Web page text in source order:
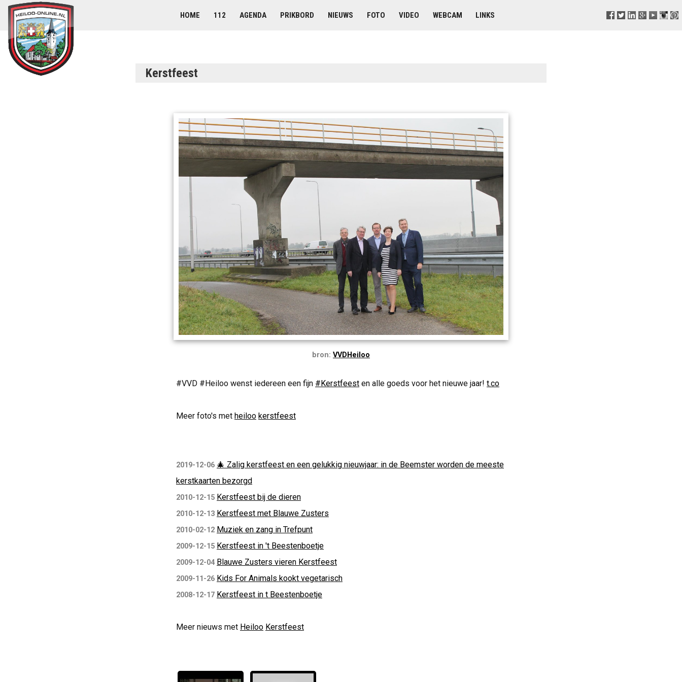
HOME 112 AGENDA PRIKBORD NIEUWS FOTO VIDEO WEBCAM LINKS
Kerstfeest
bron: VVDHeiloo
#VVD #Heiloo wenst iedereen een fijn #Kerstfeest en alle goeds voor het nieuwe jaar! t.co
Meer foto's met heiloo kerstfeest
2019-12-06 🎄 Zalig kerstfeest en een gelukkig nieuwjaar: in de Beemster worden de meeste
kerstkaarten bezorgd
2010-12-15 Kerstfeest bij de dieren
2010-12-13 Kerstfeest met Blauwe Zusters
2010-02-12 Muziek en zang in Trefpunt
2009-12-15 Kerstfeest in 't Beestenboetje
2009-12-04 Blauwe Zusters vieren Kerstfeest
2009-11-26 Kids For Animals kookt vegetarisch
2008-12-17 Kerstfeest in t Beestenboetje
Meer nieuws met Heiloo Kerstfeest